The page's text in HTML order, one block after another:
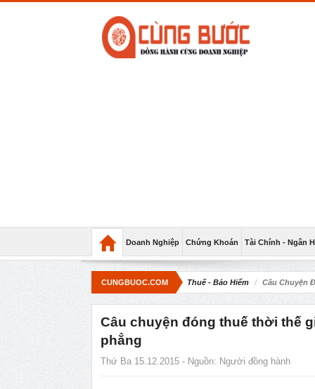
Doanh Nghiệp Chứng Khoán Tài Chính - Ngân
CUNGBUOC.COM Thuế - Bảo Hiểm Câu Chuyện
Câu chuyện đóng thuế thời thế
phẳng
Thứ Ba 15.12.2015 - Nguồn: Người đồng hành